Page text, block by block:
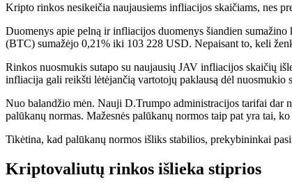
Kripto rinkos nesikeičia naujausiems infliacijos skaičiams, nes
Duomenys apie pelną ir infliacijos duomenys šiandien
(BTC) sumažėjo 0,21% iki 103 228 USD. Nepaisant to, keli
Rinkos nuosmukis sutapo su naujausių JAV infliacijos skaičių
infliacija gali reikšti lėtėjančią vartotojų paklausą dėl nuosmukio
Nuo balandžio mėn. Nauji D.Trumpo administracijos tarifai dar
palūkanų normas. Mažesnės palūkanų normos taip pat yra tai,
Tikėtina, kad palūkanų normos išliks stabilios, prekybininkai
Kriptovaliutų rinkos išlieka stiprios